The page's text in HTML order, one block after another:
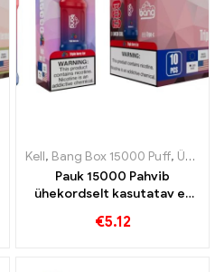
,
Kell, Bang Box 15000 Puff, Ühekordsed e-sigaretid Rootsi
Pauk 15000 Pahvib
ühekordselt kasutatav e-
Berry ühendab endas
€5.12